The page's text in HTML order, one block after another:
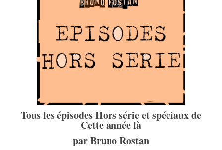
Tous les épisodes Hors série et spéciaux de
Cette année là
par Bruno Rostan